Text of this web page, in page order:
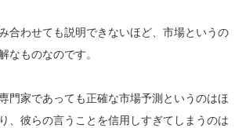
合わせても説明できないほど、市場というの
なものなのです。
門家であっても正確な市場予測というのはほ
、彼らの言うことを信用しすぎてしまうのは